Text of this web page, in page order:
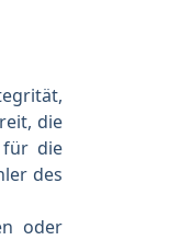
die
für die
des
oder